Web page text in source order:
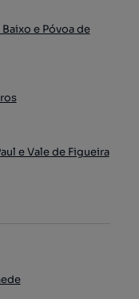
e Póvoa de
e Vale de Figueira